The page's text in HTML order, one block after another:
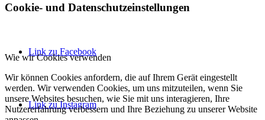
Link zu Facebook
Link zu Instagram
Cookie- und Datenschutzeinstellungen
Wie wir Cookies verwenden
Wir können Cookies anfordern, die auf Ihrem Gerät eingestellt
werden. Wir verwenden Cookies, um uns mitzuteilen, wenn Sie
unsere Websites besuchen, wie Sie mit uns interagieren, Ihre
Nutzererfahrung verbessern und Ihre Beziehung zu unserer Website